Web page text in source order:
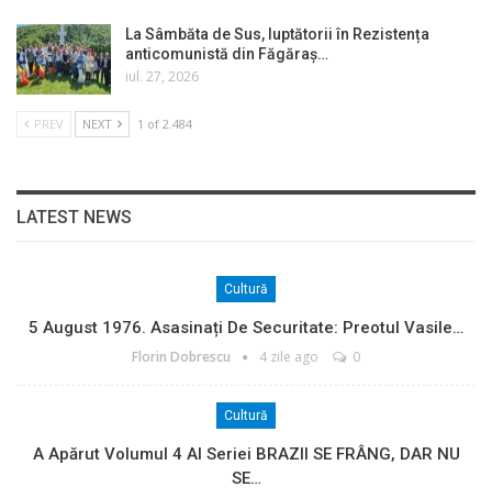
La Sâmbăta de Sus, luptătorii în Rezistența
anticomunistă din Făgăraș…
iul. 27, 2026
PREV NEXT 1 of 2.484
LATEST NEWS
Cultură
5 August 1976. Asasinați De Securitate: Preotul Vasile…
Florin Dobrescu 4 zile ago 0
Cultură
A Apărut Volumul 4 Al Seriei BRAZII SE FRÂNG, DAR NU
SE…